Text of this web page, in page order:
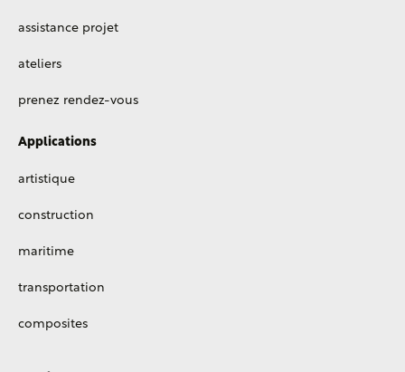
assistance projet
ateliers
prenez rendez-vous
Applications
artistique
construction
maritime
transportation
composites